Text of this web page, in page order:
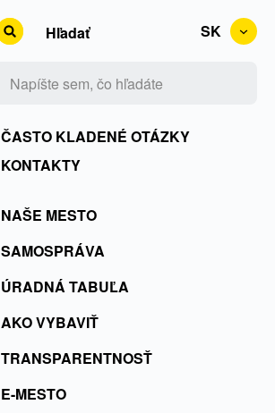
SK
Kontakty
+
Rss
+
ČKO
ČASTO KLADENÉ OTÁZKY
KONTAKTY
Menu
SK
NAŠE MESTO
SAMOSPRÁVA
ÚRADNÁ TABUĽA
AKO VYBAVIŤ
TRANSPARENTNOSŤ
E-MESTO